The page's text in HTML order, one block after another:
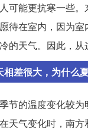
可能更抗寒一些
待在室内，因为
的天气。因此，从
差很大，为什么
节的温度变化较
天气变化时，南